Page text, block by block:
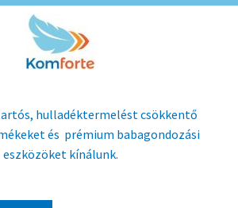
hulladéktermelést csökkentő
és prémium babagondozási
eszközöket kínálunk.